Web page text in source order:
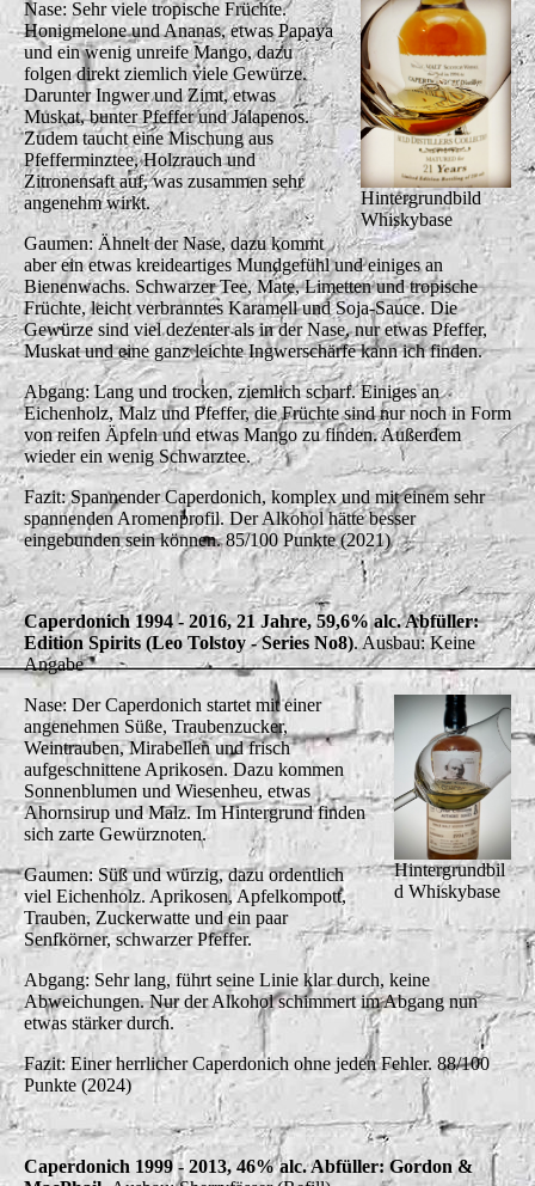
Hintergrundbild
Whiskybase
Nase: Sehr viele tropische Früchte.
Honigmelone und Ananas, etwas Papaya
und ein wenig unreife Mango, dazu
folgen direkt ziemlich viele Gewürze.
Darunter Ingwer und Zimt, etwas
Muskat, bunter Pfeffer und Jalapenos.
Zudem taucht eine Mischung aus
Pfefferminztee, Holzrauch und
Zitronensaft auf, was zusammen sehr
angenehm wirkt.
Gaumen: Ähnelt der Nase, dazu kommt
aber ein etwas kreideartiges Mundgefühl und einiges an
Bienenwachs. Schwarzer Tee, Mate, Limetten und tropische
Früchte, leicht verbranntes Karamell und Soja-Sauce. Die
Gewürze sind viel dezenter als in der Nase, nur etwas Pfeffer,
Muskat und eine ganz leichte Ingwerschärfe kann ich finden.
Abgang: Lang und trocken, ziemlich scharf. Einiges an
Eichenholz, Malz und Pfeffer, die Früchte sind nur noch in Form
von reifen Äpfeln und etwas Mango zu finden. Außerdem
wieder ein wenig Schwarztee.
Fazit: Spannender Caperdonich, komplex und mit einem sehr
spannenden Aromenprofil. Der Alkohol hätte besser
eingebunden sein können. 85/100 Punkte (2021)
Caperdonich 1994 - 2016, 21 Jahre, 59,6% alc. Abfüller:
Edition Spirits (Leo Tolstoy - Series No8). Ausbau: Keine
Angabe
Hintergrundbil
d Whiskybase
Nase: Der Caperdonich startet mit einer
angenehmen Süße, Traubenzucker,
Weintrauben, Mirabellen und frisch
aufgeschnittene Aprikosen. Dazu kommen
Sonnenblumen und Wiesenheu, etwas
Ahornsirup und Malz. Im Hintergrund finden
sich zarte Gewürznoten.
Gaumen: Süß und würzig, dazu ordentlich
viel Eichenholz. Aprikosen, Apfelkompott,
Trauben, Zuckerwatte und ein paar
Senfkörner, schwarzer Pfeffer.
Abgang: Sehr lang, führt seine Linie klar durch, keine
Abweichungen. Nur der Alkohol schimmert im Abgang nun
etwas stärker durch.
Fazit: Einer herrlicher Caperdonich ohne jeden Fehler. 88/100
Punkte (2024)
Caperdonich 1999 - 2013, 46% alc. Abfüller: Gordon &